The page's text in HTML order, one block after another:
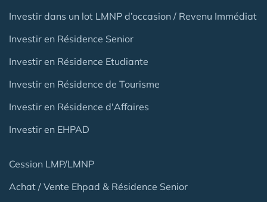
Investir dans un lot LMNP d’occasion / Revenu Immédiat
Investir en Résidence Senior
Investir en Résidence Etudiante
Investir en Résidence de Tourisme
Investir en Résidence d'Affaires
Investir en EHPAD
Cession LMP/LMNP
Achat / Vente Ehpad & Résidence Senior